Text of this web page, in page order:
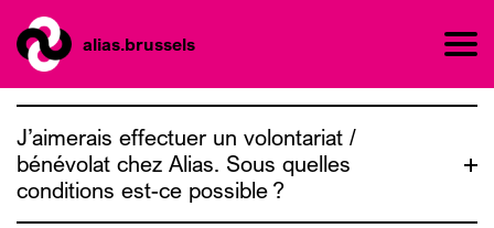
alias.brussels
J’aimerais effectuer un volontariat /
bénévolat chez Alias. Sous quelles
conditions est-ce possible ?